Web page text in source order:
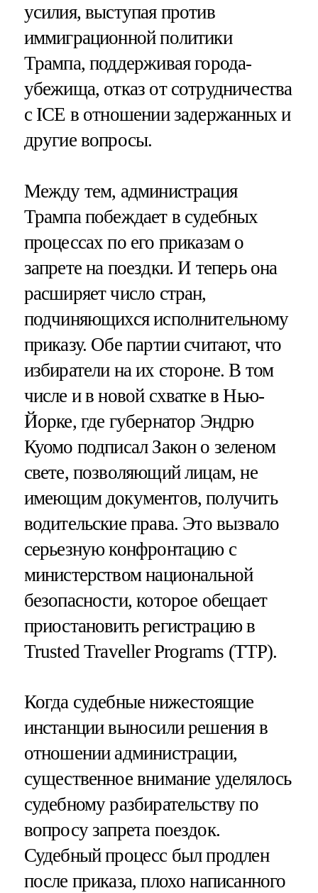
усилия, выступая против
иммиграционной политики
Трампа, поддерживая города-
убежища, отказ от сотрудничества
с ICE в отношении задержанных и
другие вопросы.
Между тем, администрация
Трампа побеждает в судебных
процессах по его приказам о
запрете на поездки. И теперь она
расширяет число стран,
подчиняющихся исполнительному
приказу. Обе партии считают, что
избиратели на их стороне. В том
числе и в новой схватке в Нью-
Йорке, где губернатор Эндрю
Куомо подписал Закон о зеленом
свете, позволяющий лицам, не
имеющим документов, получить
водительские права. Это вызвало
серьезную конфронтацию с
министерством национальной
безопасности, которое обещает
приостановить регистрацию в
Trusted Traveller Programs (TTP).
Когда судебные нижестоящие
инстанции выносили решения в
отношении администрации,
существенное внимание уделялось
судебному разбирательству по
вопросу запрета поездок.
Судебный процесс был продлен
после приказа, плохо написанного